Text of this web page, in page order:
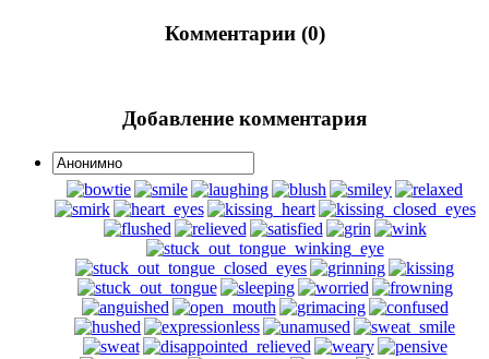
Комментарии (0)
Добавление комментария